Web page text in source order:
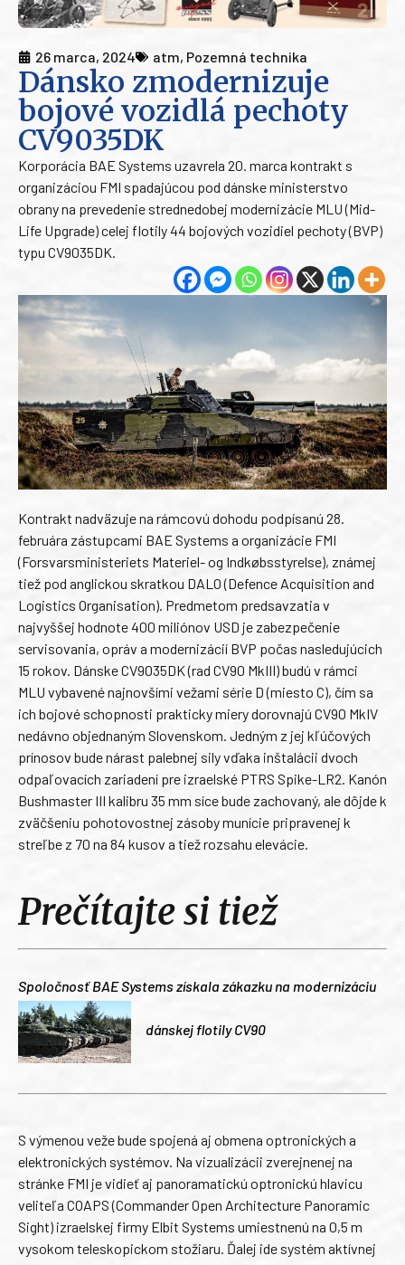
26 marca, 2024 atm, Pozemná technika
Dánsko zmodernizuje
bojové vozidlá pechoty
CV9035DK
Korporácia BAE Systems uzavrela 20. marca kontrakt s
organizáciou FMI spadajúcou pod dánske ministerstvo
obrany na prevedenie strednedobej modernizácie MLU (Mid-
Life Upgrade) celej flotily 44 bojových vozidiel pechoty (BVP)
typu CV9035DK.
Kontrakt nadväzuje na rámcovú dohodu podpísanú 28.
februára zástupcami BAE Systems a organizácie FMI
(Forsvarsministeriets Materiel- og Indkøbsstyrelse), známej
tiež pod anglickou skratkou DALO (Defence Acquisition and
Logistics Organisation). Predmetom predsavzatia v
najvyššej hodnote 400 miliónov USD je zabezpečenie
servisovania, opráv a modernizácií BVP počas nasledujúcich
15 rokov. Dánske CV9035DK (rad CV90 MkIII) budú v rámci
MLU vybavené najnovšími vežami série D (miesto C), čím sa
ich bojové schopnosti prakticky miery dorovnajú CV90 MkIV
nedávno objednaným Slovenskom. Jedným z jej kľúčových
prínosov bude nárast palebnej sily vďaka inštalácii dvoch
odpaľovacích zariadení pre izraelské PTRS Spike-LR2. Kanón
Bushmaster III kalibru 35 mm síce bude zachovaný, ale dôjde k
zväčšeniu pohotovostnej zásoby munície pripravenej k
streľbe z 70 na 84 kusov a tiež rozsahu elevácie.
Prečítajte si tiež
Spoločnosť BAE Systems získala zákazku na modernizáciu
dánskej flotily CV90
S výmenou veže bude spojená aj obmena optronických a
elektronických systémov. Na vizualizácii zverejnenej na
stránke FMI je vidieť aj panoramatickú optronickú hlavicu
veliteľa COAPS (Commander Open Architecture Panoramic
Sight) izraelskej firmy Elbit Systems umiestnenú na 0,5 m
vysokom teleskopickom stožiaru. Ďalej ide systém aktívnej